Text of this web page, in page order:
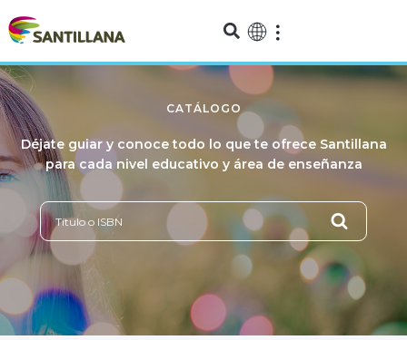
CATÁLOGO
Déjate guiar y conoce todo lo que te ofrece Santillana
para cada nivel educativo y área de enseñanza